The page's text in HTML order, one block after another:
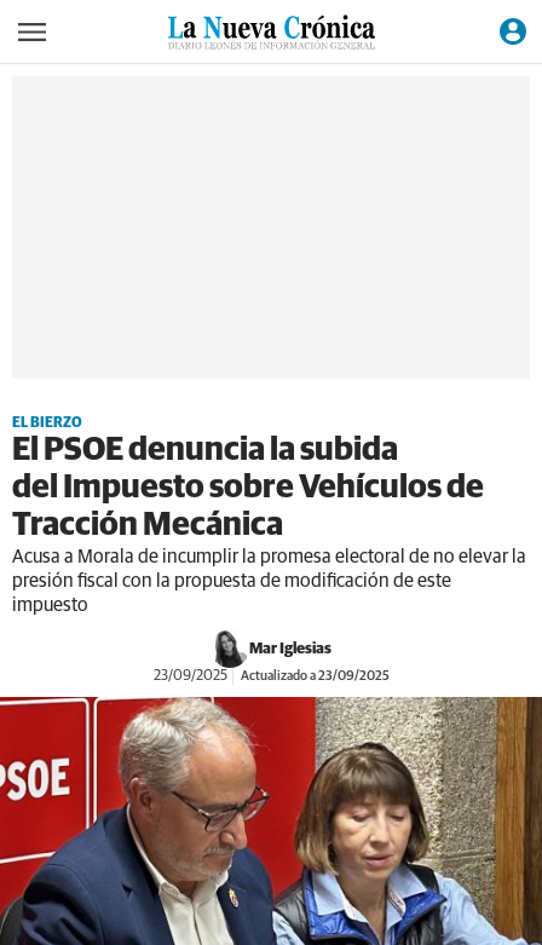
EL BIERZO
El PSOE denuncia la subida
del Impuesto sobre Vehículos de
Tracción Mecánica
Acusa a Morala de incumplir la promesa electoral de no elevar la
presión fiscal con la propuesta de modificación de este
impuesto
Mar Iglesias
23/09/2025 Actualizado a 23/09/2025